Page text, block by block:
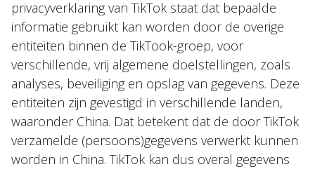
privacyverklaring van TikTok staat dat bepaalde
informatie gebruikt kan worden door de overige
entiteiten binnen de TikTook-groep, voor
verschillende, vrij algemene doelstellingen, zoals
analyses, beveiliging en opslag van gegevens. Deze
entiteiten zijn gevestigd in verschillende landen,
waaronder China. Dat betekent dat de door TikTok
verzamelde (persoons)gegevens verwerkt kunnen
worden in China. TikTok kan dus overal gegevens